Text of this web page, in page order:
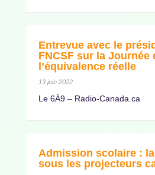
Entrevue avec le
FNCSF sur la Journée
l’équivalence réelle
13 juin 2022
Le 6À9 – Radio-Canada.ca
Admission scolaire : la
sous les projecteurs